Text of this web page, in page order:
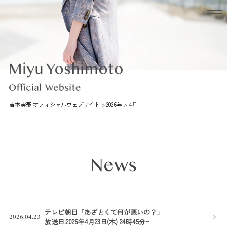
吉本実憂 オフィシャルウェブサイト >2026年>4月
News
2026.04.23
テレビ朝日「あざとくて何が悪いの？」
放送日:2026年4月23日(木) 24時45分~